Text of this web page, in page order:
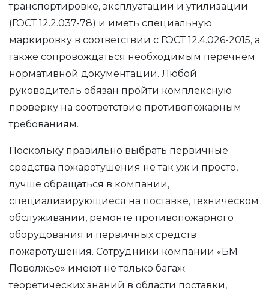
транспортировке, эксплуатации и утилизации
(ГОСТ 12.2.037-78) и иметь специальную
маркировку в соответствии с ГОСТ 12.4.026-2015, а
также сопровождаться необходимым перечнем
нормативной документации. Любой
руководитель обязан пройти комплексную
проверку на соответствие противопожарным
требованиям.
Поскольку правильно выбрать первичные
средства пожаротушения не так уж и просто,
лучше обращаться в компании,
специализирующиеся на поставке, техническом
обслуживании, ремонте противопожарного
оборудования и первичных средств
пожаротушения. Сотрудники компании «БМ
Поволжье» имеют не только багаж
теоретических знаний в области поставки,